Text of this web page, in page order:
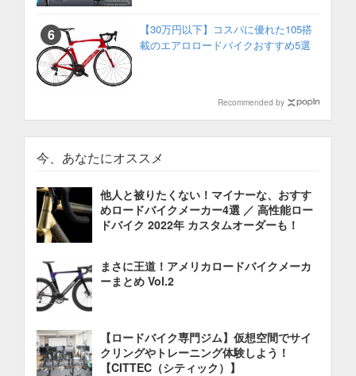
【30万円以下】コスパに優れた105搭
載のエアロロードバイクおすすめ5選
Recommended by
今、あなたにオススメ
他人と被りたくない！マイナーな、おすす
めロードバイクメーカー4選 ／ 高性能ロー
ドバイク 2022年 カスタムオーダーも！
まさに王道！アメリカロードバイクメーカ
ーまとめ Vol.2
【ロードバイク専門ジム】仮想空間でサイ
クリングやトレーニング体験しよう！
【CITTEC（シティック）】